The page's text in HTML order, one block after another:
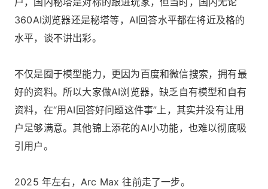
360AI浏览器还是秘塔等，AI回答水平都在将近及格的
水平，谈不讲出彩。
不仅是囿于模型能力，更因为百度和微信搜索，拥有最
好的资料。所以大家做AI浏览器，缺乏自有模型和自有
资料，在“用AI回答好问题这件事”上，其实并没有让用
户足够满意。其他锦上添花的AI小功能，也难以彻底吸
引用户。
2025 年左右，Arc Max 往前走了一步。